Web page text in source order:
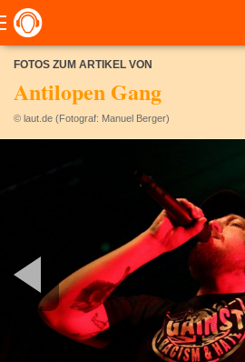
FOTOS ZUM ARTIKEL VON
Antilopen Gang
© laut.de (Fotograf: Manuel Berger)